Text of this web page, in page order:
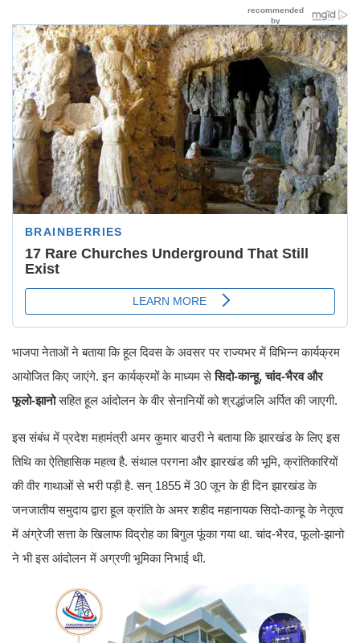
भाजपा नेताओं ने बताया कि हूल दिवस के अवसर पर राज्यभर में विभिन्न कार्यक्रम
आयोजित किए जाएंगे. इन कार्यक्रमों के माध्यम सेसिदो-कान्हू, चांद-भैरव और
फूलो-झानोसहित हूल आंदोलन के वीर सेनानियों को श्रद्धांजलि अर्पित की जाएगी.
इस संबंध में प्रदेश महामंत्री अमर कुमार बाउरी ने बताया कि झारखंड के लिए इस
तिथि का ऐतिहासिक महत्व है. संथाल परगना और झारखंड की भूमि, क्रांतिकारियों
की वीर गाथाओं से भरी पड़ी है. सन् 1855 में 30 जून के ही दिन झारखंड के
जनजातीय समुदाय द्वारा हूल क्रांति के अमर शहीद महानायक सिदो-कान्हू के नेतृत्व
में अंग्रेजी सत्ता के खिलाफ विद्रोह का बिगुल फूंका गया था. चांद-भैरव, फूलो-झानो
ने भी इस आंदोलन में अग्रणी भूमिका निभाई थी.